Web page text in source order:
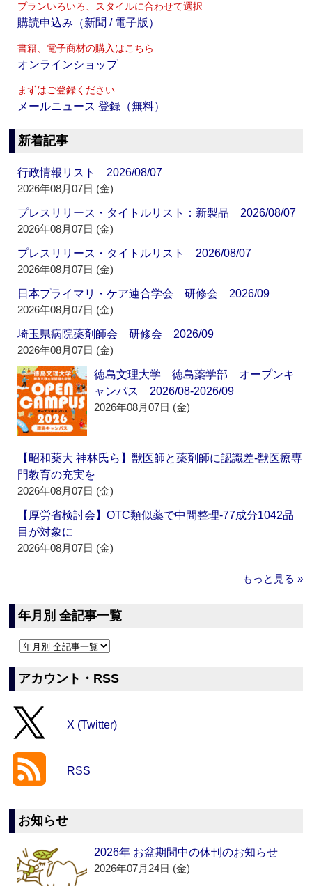
プランいろいろ、スタイルに合わせて選択
購読申込み（新聞 / 電子版）
書籍、電子商材の購入はこちら
オンラインショップ
まずはご登録ください
メールニュース 登録（無料）
新着記事
行政情報リスト 2026/08/07
2026年08月07日 (金)
プレスリリース・タイトルリスト：新製品 2026/08/07
2026年08月07日 (金)
プレスリリース・タイトルリスト 2026/08/07
2026年08月07日 (金)
日本プライマリ・ケア連合学会 研修会 2026/09
2026年08月07日 (金)
埼玉県病院薬剤師会 研修会 2026/09
2026年08月07日 (金)
徳島文理大学 徳島薬学部 オープンキ
ャンパス 2026/08-2026/09
2026年08月07日 (金)
【昭和薬大 神林氏ら】獣医師と薬剤師に認識差‐獣医療専
門教育の充実を
2026年08月07日 (金)
【厚労省検討会】OTC類似薬で中間整理‐77成分1042品
目が対象に
2026年08月07日 (金)
もっと見る »
年月別 全記事一覧
アカウント・RSS
X (Twitter)
RSS
お知らせ
2026年 お盆期間中の休刊のお知らせ
2026年07月24日 (金)